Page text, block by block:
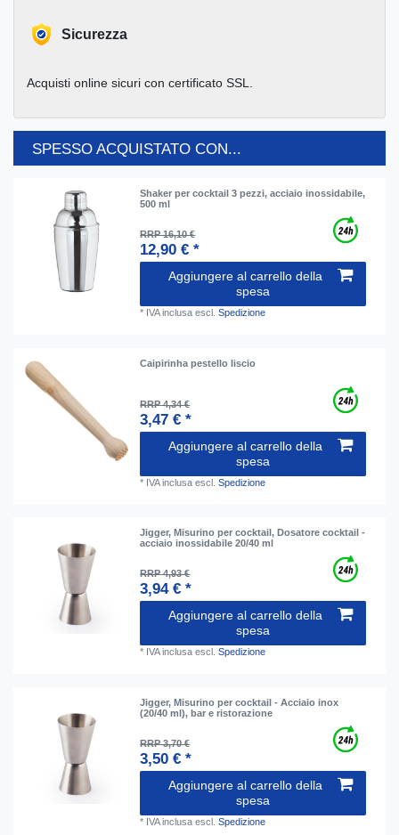
Sicurezza
Acquisti online sicuri con certificato SSL.
SPESSO ACQUISTATO CON...
Shaker per cocktail 3 pezzi, acciaio inossidabile,
500 ml
RRP 16,10 €
12,90 € *
Aggiungere al carrello della
spesa
* IVA inclusa escl.Spedizione
Caipirinha pestello liscio
RRP 4,34 €
3,47 € *
Aggiungere al carrello della
spesa
* IVA inclusa escl.Spedizione
Jigger, Misurino per cocktail, Dosatore cocktail -
acciaio inossidabile 20/40 ml
RRP 4,93 €
3,94 € *
Aggiungere al carrello della
spesa
* IVA inclusa escl.Spedizione
Jigger, Misurino per cocktail - Acciaio inox
(20/40 ml), bar e ristorazione
RRP 3,70 €
3,50 € *
Aggiungere al carrello della
spesa
* IVA inclusa escl.Spedizione